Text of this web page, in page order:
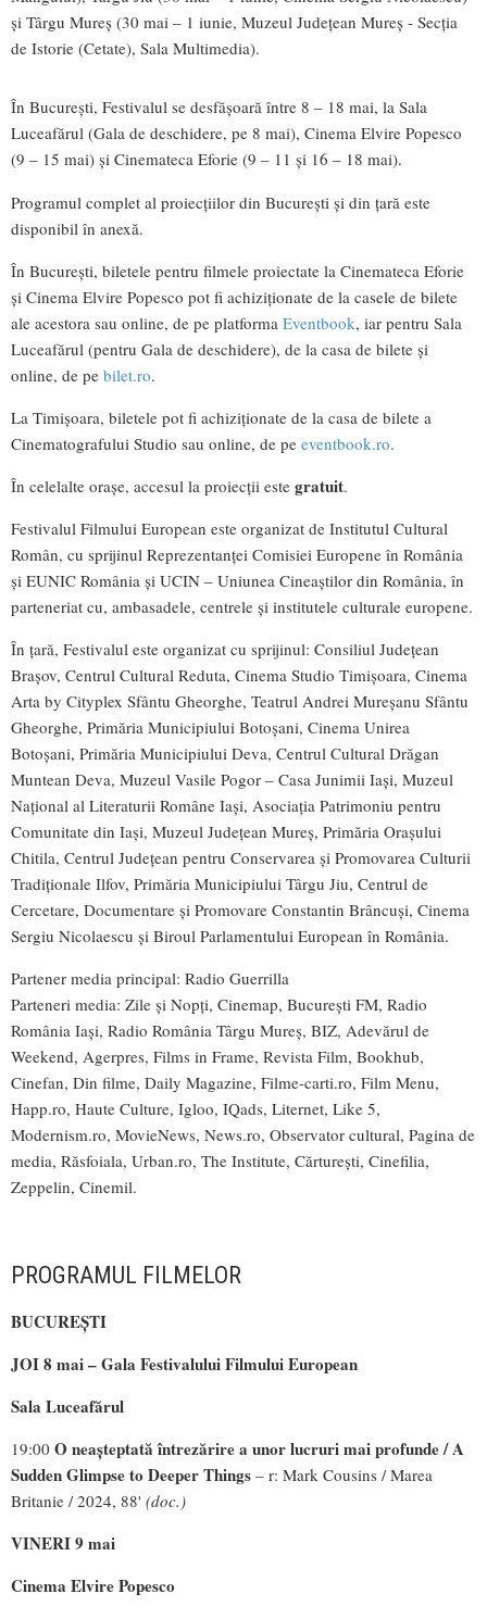
și Târgu Mureș (30 mai – 1 iunie, Muzeul Județean Mureș - Secţia
de Istorie (Cetate), Sala Multimedia).
În București, Festivalul se desfășoară între 8 – 18 mai, la Sala
Luceafărul (Gala de deschidere, pe 8 mai), Cinema Elvire Popesco
(9 – 15 mai) și Cinemateca Eforie (9 – 11 și 16 – 18 mai).
Programul complet al proiecțiilor din București și din țară este
disponibil în anexă.
În București, biletele pentru filmele proiectate la Cinemateca Eforie
și Cinema Elvire Popesco pot fi achiziționate de la casele de bilete
ale acestora sau online, de pe platforma Eventbook, iar pentru Sala
Luceafărul (pentru Gala de deschidere), de la casa de bilete și
online, de pe bilet.ro.
La Timișoara, biletele pot fi achiziționate de la casa de bilete a
Cinematografului Studio sau online, de pe eventbook.ro.
În celelalte orașe, accesul la proiecții este gratuit.
Festivalul Filmului European este organizat de Institutul Cultural
Român, cu sprijinul Reprezentanței Comisiei Europene în România
și EUNIC România și UCIN – Uniunea Cineaștilor din România, în
parteneriat cu, ambasadele, centrele și institutele culturale europene.
În țară, Festivalul este organizat cu sprijinul: Consiliul Județean
Brașov, Centrul Cultural Reduta, Cinema Studio Timișoara, Cinema
Arta by Cityplex Sfântu Gheorghe, Teatrul Andrei Mureșanu Sfântu
Gheorghe, Primăria Municipiului Botoșani, Cinema Unirea
Botoșani, Primăria Municipiului Deva, Centrul Cultural Drăgan
Muntean Deva, Muzeul Vasile Pogor – Casa Junimii Iași, Muzeul
Național al Literaturii Române Iași, Asociația Patrimoniu pentru
Comunitate din Iași, Muzeul Județean Mureș, Primăria Orașului
Chitila, Centrul Județean pentru Conservarea și Promovarea Culturii
Tradiționale Ilfov, Primăria Municipiului Târgu Jiu, Centrul de
Cercetare, Documentare și Promovare Constantin Brâncuși, Cinema
Sergiu Nicolaescu și Biroul Parlamentului European în România.
Partener media principal: Radio Guerrilla
Parteneri media: Zile și Nopți, Cinemap, București FM, Radio
România Iași, Radio România Târgu Mureș, BIZ, Adevărul de
Weekend, Agerpres, Films in Frame, Revista Film, Bookhub,
Cinefan, Din filme, Daily Magazine, Filme-carti.ro, Film Menu,
Happ.ro, Haute Culture, Igloo, IQads, Liternet, Like 5,
Modernism.ro, MovieNews, News.ro, Observator cultural, Pagina de
media, Răsfoiala, Urban.ro, The Institute, Cărturești, Cinefilia,
Zeppelin, Cinemil.
PROGRAMUL FILMELOR
BUCUREȘTI
JOI 8 mai – Gala Festivalului Filmului European
Sala Luceafărul
19:00 O neașteptată întrezărire a unor lucruri mai profunde / A
Sudden Glimpse to Deeper Things – r: Mark Cousins / Marea
Britanie / 2024, 88' (doc.)
VINERI 9 mai
Cinema Elvire Popesco